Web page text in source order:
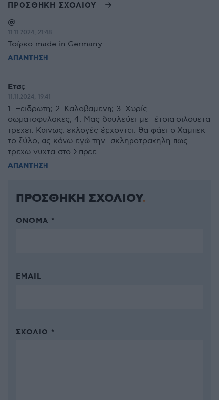
ΠΡΟΣΘΗΚΗ ΣΧΟΛΙΟΥ
@
11.11.2024, 21:48
Τσίρκο made in Germany...........
ΑΠΑΝΤΗΣΗ
Ετσι;
11.11.2024, 19:41
1. Ξειδρωτη; 2. Καλοβαμενη; 3. Χωρίς
σωματοφυλακες; 4. Μας δουλεύει με τέτοια σιλουετα
τρεχει; Κοινως: εκλογές έρχονται, θα φάει ο Χαμπεκ
το ξύλο, ας κάνω εγώ την...σκληροτραχηλη πως
τρεχω νυχτα στο Σπρεε....
ΑΠΑΝΤΗΣΗ
ΠΡΟΣΘΗΚΗ ΣΧΟΛΙΟΥ
ΌΝΟΜΑ *
EMAIL
ΣΧΌΛΙΟ *